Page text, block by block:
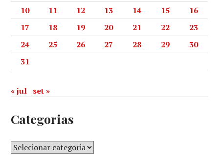
10
11 12 13 14 15
16
17
18 19 20 21 22
23
24
25 26 27 28 29
30
31
« jul set »
Categorias